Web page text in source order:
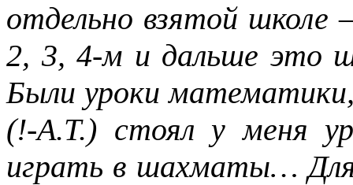
отдельно взятой школе
2, 3, 4-м и дальше это
Были уроки
(!-А.Т.) стоял у меня
играть в шахматы…